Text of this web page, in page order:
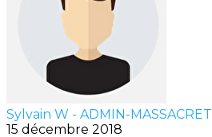
Sylvain W - ADMIN-MASSACRET
15 décembre 2018